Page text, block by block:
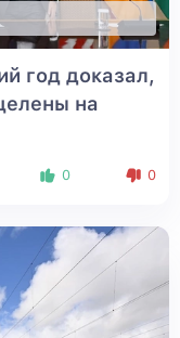
год доказал,
на
0 0